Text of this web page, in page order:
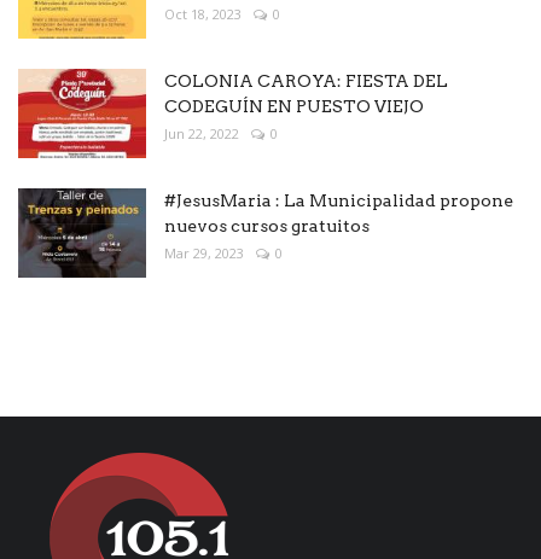
Oct 18, 2023 0
COLONIA CAROYA: FIESTA DEL
CODEGUÍN EN PUESTO VIEJO
Jun 22, 2022 0
#JesusMaria : La Municipalidad propone
nuevos cursos gratuitos
Mar 29, 2023 0